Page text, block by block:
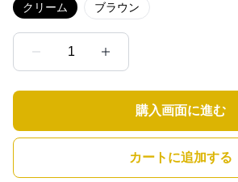
クリーム ブラウン
1
購入画面に進む
カートに追加する